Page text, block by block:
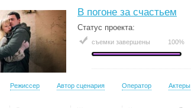
В погоне за счастьем
Статус проекта:
съемки завершены 100%
Режиссер Автор сценария Оператор Актеры